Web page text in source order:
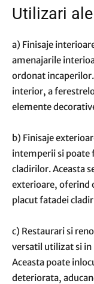
Utilizari
a) Finisaje
amenajarile
ordonat
interior, a
elemente
b) Finisaje
intemperii si poate
cladirilor. Aceasta
exterioare, oferind
placut fatadei
c) Restaurari si
versatil utilizat si in
Aceasta poate
deteriorata,